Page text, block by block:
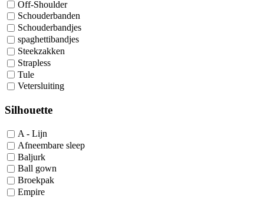
Off-Shoulder
Schouderbanden
Schouderbandjes
spaghettibandjes
Steekzakken
Strapless
Tule
Vetersluiting
Silhouette
A - Lijn
Afneembare sleep
Baljurk
Ball gown
Broekpak
Empire